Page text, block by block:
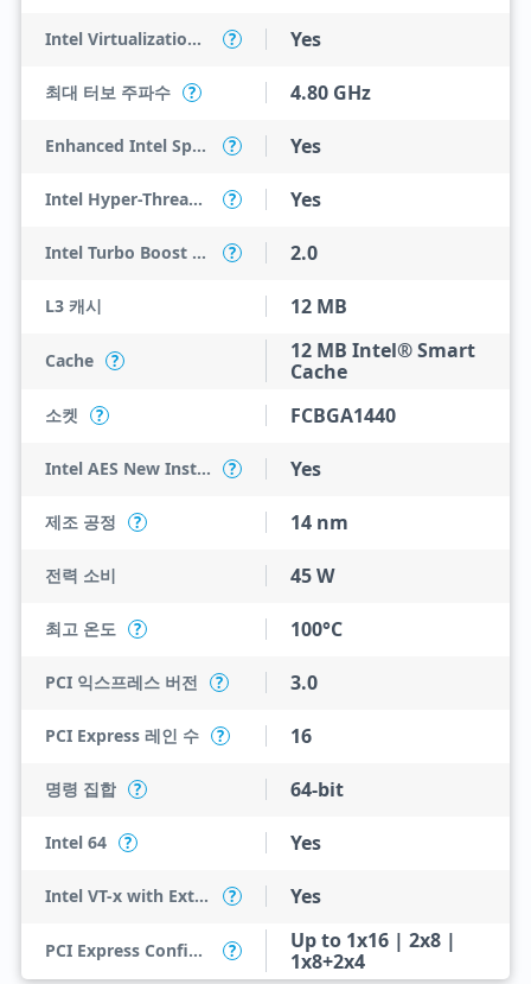
Intel Virtualization Technology for Directed I/O (VT-d) ? Yes
최대 터보 주파수 ? 4.80 GHz
Enhanced Intel SpeedStep Technology ? Yes
Intel Hyper-Threading Technology ? Yes
Intel Turbo Boost Technology ? 2.0
L3 캐시 12 MB
Cache ?
12 MB Intel® Smart
Cache
소켓 ? FCBGA1440
Intel AES New Instructions ? Yes
제조 공정 ? 14 nm
전력 소비 45 W
최고 온도 ? 100°C
PCI 익스프레스 버전 ? 3.0
PCI Express 레인 수 ? 16
명령 집합 ? 64-bit
Intel 64 ? Yes
Intel VT-x with Extended Page Tables (EPT) ? Yes
PCI Express Configurations ?
Up to 1x16 | 2x8 |
1x8+2x4